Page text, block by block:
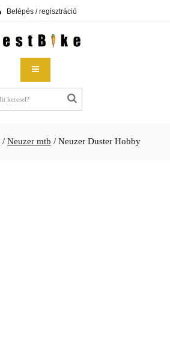
Belépés / regisztráció
/ Neuzer mtb / Neuzer Duster Hobby